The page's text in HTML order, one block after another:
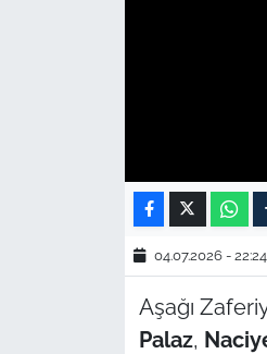
04.07.2026 - 22:24
Aşağı
Palaz,
EDİRNE
ÇANAKKALE